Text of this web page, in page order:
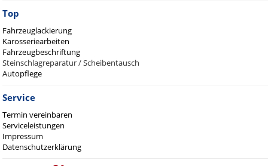
Top
Fahrzeuglackierung
Karosseriearbeiten
Fahrzeugbeschriftung
Steinschlagreparatur / Scheibentausch
Autopflege
Service
Termin vereinbaren
Serviceleistungen
Impressum
Datenschutzerklärung